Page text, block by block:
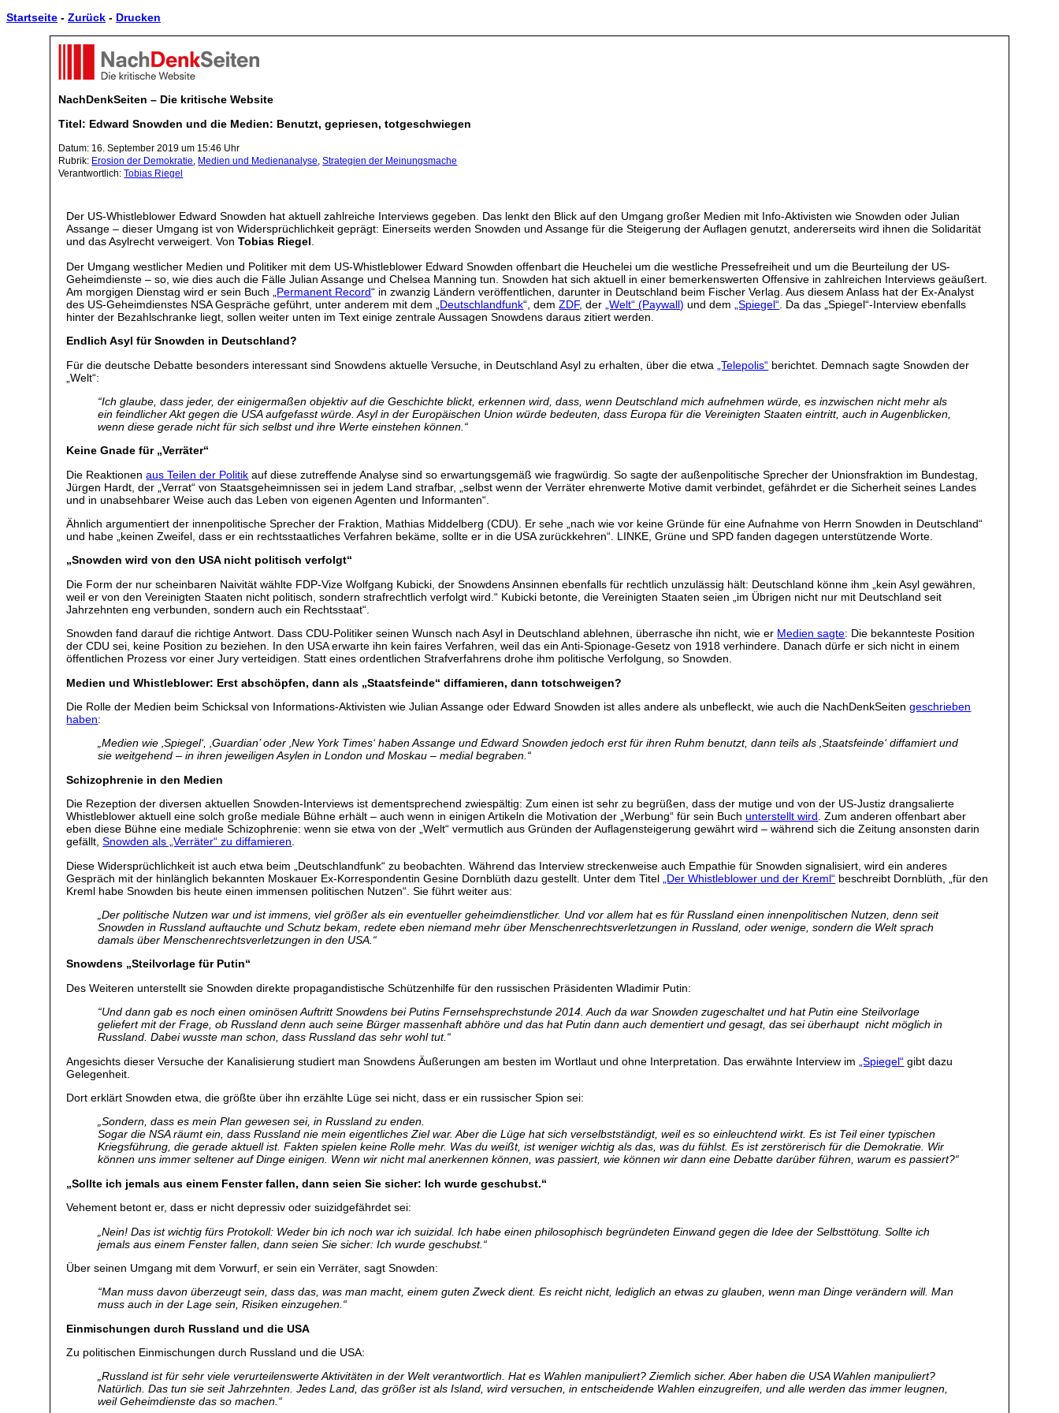
Startseite - Zurück - Drucken
NachDenkSeiten – Die kritische Website
Titel: Edward Snowden und die Medien: Benutzt, gepriesen, totgeschwiegen
Datum: 16. September 2019 um 15:46 Uhr
Rubrik: Erosion der Demokratie, Medien und Medienanalyse,Strategien der Meinungsmache
Verantwortlich:Tobias Riegel
Der US-Whistleblower Edward Snowden hat aktuell zahlreiche Interviews gegeben. Das lenkt den Blick auf den Umgang großer Medien mit Info-Aktivisten wie Snowden oder Julian
Assange – dieser Umgang ist von Widersprüchlichkeit geprägt: Einerseits werden Snowden und Assange für die Steigerung der Auflagen genutzt, andererseits wird ihnen die Solidarität
und das Asylrecht verweigert. VonTobias Riegel
Der Umgang westlicher Medien und Politiker mit dem US-Whistleblower Edward Snowden offenbart die Heuchelei um die westliche Pressefreiheit und um die Beurteilung der US-
Geheimdienste – so, wie dies auch die Fälle Julian Assange und Chelsea Manning tun. Snowden hat sich aktuell in einer bemerkenswerten Offensive in zahlreichen Interviews geäußert.
Am morgigen Dienstag wird er sein Buch „ Permanent Record“ in zwanzig Ländern veröffentlichen, darunter in Deutschland beim Fischer Verlag. Aus diesem Anlass hat der Ex-Analyst
des US-Geheimdienstes NSA Gespräche geführt, unter anderem mit dem „ Deutschlandfunk“, demZDF, der „Welt“ (Paywall) und dem „Spiegel“ . Da das „Spiegel“-Interview ebenfalls
hinter der Bezahlschranke liegt, sollen weiter unten im Text einige zentrale Aussagen Snowdens daraus zitiert werden.
Endlich Asyl für Snowden in Deutschland?
Für die deutsche Debatte besonders interessant sind Snowdens aktuelle Versuche, in Deutschland Asyl zu erhalten, über die etwa
„Telepolis“ berichtet. Demnach sagte Snowden der
„Welt“:
“Ich glaube, dass jeder, der einigermaßen objektiv auf die Geschichte blickt, erkennen wird, dass, wenn Deutschland mich aufnehmen würde, es inzwischen nicht mehr als
ein feindlicher Akt gegen die USA aufgefasst würde. Asyl in der Europäischen Union würde bedeuten, dass Europa für die Vereinigten Staaten eintritt, auch in Augenblicken,
wenn diese gerade nicht für sich selbst und ihre Werte einstehen können.“
Keine Gnade für „Verräter“
Die Reaktionenaus Teilen der Politik auf diese zutreffende Analyse sind so erwartungsgemäß wie fragwürdig. So sagte der außenpolitische Sprecher der Unionsfraktion im Bundestag,
Jürgen Hardt, der „Verrat“ von Staatsgeheimnissen sei in jedem Land strafbar, „selbst wenn der Verräter ehrenwerte Motive damit verbindet, gefährdet er die Sicherheit seines Landes
und in unabsehbarer Weise auch das Leben von eigenen Agenten und Informanten“.
Ähnlich argumentiert der innenpolitische Sprecher der Fraktion, Mathias Middelberg (CDU). Er sehe „nach wie vor keine Gründe für eine Aufnahme von Herrn Snowden in Deutschland“
und habe „keinen Zweifel, dass er ein rechtsstaatliches Verfahren bekäme, sollte er in die USA zurückkehren“. LINKE, Grüne und SPD fanden dagegen unterstützende Worte.
„Snowden wird von den USA nicht politisch verfolgt“
Die Form der nur scheinbaren Naivität wählte FDP-Vize Wolfgang Kubicki, der Snowdens Ansinnen ebenfalls für rechtlich unzulässig hält: Deutschland könne ihm „kein Asyl gewähren,
weil er von den Vereinigten Staaten nicht politisch, sondern strafrechtlich verfolgt wird.“ Kubicki betonte, die Vereinigten Staaten seien „im Übrigen nicht nur mit Deutschland seit
Jahrzehnten eng verbunden, sondern auch ein Rechtsstaat“.
Snowden fand darauf die richtige Antwort. Dass CDU-Politiker seinen Wunsch nach Asyl in Deutschland ablehnen, überrasche ihn nicht, wie er Medien sagte: Die bekannteste Position
der CDU sei, keine Position zu beziehen. In den USA erwarte ihn kein faires Verfahren, weil das ein Anti-Spionage-Gesetz von 1918 verhindere. Danach dürfe er sich nicht in einem
öffentlichen Prozess vor einer Jury verteidigen. Statt eines ordentlichen Strafverfahrens drohe ihm politische Verfolgung, so Snowden.
Medien und Whistleblower: Erst abschöpfen, dann als „Staatsfeinde“ diffamieren, dann totschweigen?
Die Rolle der Medien beim Schicksal von Informations-Aktivisten wie Julian Assange oder Edward Snowden ist alles andere als unbefleckt, wie auch die NachDenkSeitengeschrieben
haben:
„Medien wie ‚Spiegel‘, ‚Guardian’ oder ‚New York Times‘ haben Assange und Edward Snowden jedoch erst für ihren Ruhm benutzt, dann teils als ‚Staatsfeinde‘ diffamiert und
sie weitgehend – in ihren jeweiligen Asylen in London und Moskau – medial begraben.“
Schizophrenie in den Medien
Die Rezeption der diversen aktuellen Snowden-Interviews ist dementsprechend zwiespältig: Zum einen ist sehr zu begrüßen, dass der mutige und von der US-Justiz drangsalierte
Whistleblower aktuell eine solch große mediale Bühne erhält – auch wenn in einigen Artikeln die Motivation der „Werbung“ für sein Buchunterstellt wird. Zum anderen offenbart aber
eben diese Bühne eine mediale Schizophrenie: wenn sie etwa von der „Welt“ vermutlich aus Gründen der Auflagensteigerung gewährt wird – während sich die Zeitung ansonsten darin
gefällt,Snowden als „Verräter“ zu diffamieren.
Diese Widersprüchlichkeit ist auch etwa beim „Deutschlandfunk“ zu beobachten. Während das Interview streckenweise auch Empathie für Snowden signalisiert, wird ein anderes
Gespräch mit der hinlänglich bekannten Moskauer Ex-Korrespondentin Gesine Dornblüth dazu gestellt. Unter dem Titel
„Der Whistleblower und der Kreml“ beschreibt Dornblüth, „für den
Kreml habe Snowden bis heute einen immensen politischen Nutzen“. Sie führt weiter aus:
„Der politische Nutzen war und ist immens, viel größer als ein eventueller geheimdienstlicher. Und vor allem hat es für Russland einen innenpolitischen Nutzen, denn seit
Snowden in Russland auftauchte und Schutz bekam, redete eben niemand mehr über Menschenrechtsverletzungen in Russland, oder wenige, sondern die Welt sprach
damals über Menschenrechtsverletzungen in den USA.“
Snowdens „Steilvorlage für Putin“
Des Weiteren unterstellt sie Snowden direkte propagandistische Schützenhilfe für den russischen Präsidenten Wladimir Putin:
“Und dann gab es noch einen ominösen Auftritt Snowdens bei Putins Fernsehsprechstunde 2014. Auch da war Snowden zugeschaltet und hat Putin eine Steilvorlage
geliefert mit der Frage, ob Russland denn auch seine Bürger massenhaft abhöre und das hat Putin dann auch dementiert und gesagt, das sei überhaupt nicht möglich in
Russland. Dabei wusste man schon, dass Russland das sehr wohl tut.“
Angesichts dieser Versuche der Kanalisierung studiert man Snowdens Äußerungen am besten im Wortlaut und ohne Interpretation. Das erwähnte Interview im
„Spiegel“ gibt dazu
Gelegenheit.
Dort erklärt Snowden etwa, die größte über ihn erzählte Lüge sei nicht, dass er ein russischer Spion sei:
„Sondern, dass es mein Plan gewesen sei, in Russland zu enden.
Sogar die NSA räumt ein, dass Russland nie mein eigentliches Ziel war. Aber die Lüge hat sich verselbstständigt, weil es so einleuchtend wirkt. Es ist Teil einer typischen
Kriegsführung, die gerade aktuell ist. Fakten spielen keine Rolle mehr. Was du weißt, ist weniger wichtig als das, was du fühlst. Es ist zerstörerisch für die Demokratie. Wir
können uns immer seltener auf Dinge einigen. Wenn wir nicht mal anerkennen können, was passiert, wie können wir dann eine Debatte darüber führen, warum es passiert?“
„Sollte ich jemals aus einem Fenster fallen, dann seien Sie sicher: Ich wurde geschubst.“
Vehement betont er, dass er nicht depressiv oder suizidgefährdet sei:
„Nein! Das ist wichtig fürs Protokoll: Weder bin ich noch war ich suizidal. Ich habe einen philosophisch begründeten Einwand gegen die Idee der Selbsttötung. Sollte ich
jemals aus einem Fenster fallen, dann seien Sie sicher: Ich wurde geschubst.“
Über seinen Umgang mit dem Vorwurf, er sein ein Verräter, sagt Snowden:
“Man muss davon überzeugt sein, dass das, was man macht, einem guten Zweck dient. Es reicht nicht, lediglich an etwas zu glauben, wenn man Dinge verändern will. Man
muss auch in der Lage sein, Risiken einzugehen.“
Einmischungen durch Russland und die USA
Zu politischen Einmischungen durch Russland und die USA:
„Russland ist für sehr viele verurteilenswerte Aktivitäten in der Welt verantwortlich. Hat es Wahlen manipuliert? Ziemlich sicher. Aber haben die USA Wahlen manipuliert?
Natürlich. Das tun sie seit Jahrzehnten. Jedes Land, das größer ist als Island, wird versuchen, in entscheidende Wahlen einzugreifen, und alle werden das immer leugnen,
weil Geheimdienste das so machen.“